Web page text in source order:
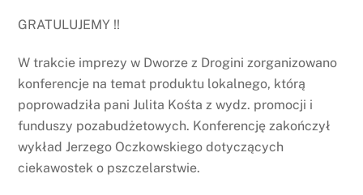
GRATULUJEMY !!
W trakcie imprezy w Dworze z Drogini zorganizowano
konferencje na temat produktu lokalnego, którą
poprowadziła pani Julita Kośta z wydz. promocji i
funduszy pozabudżetowych. Konferencję zakończył
wykład Jerzego Oczkowskiego dotyczących
ciekawostek o pszczelarstwie.